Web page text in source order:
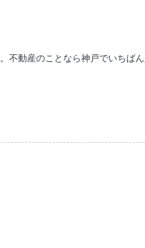
不動産のことなら神戸でいちば